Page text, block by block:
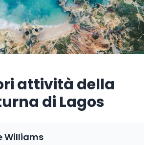
attività della
di Lagos
Williams